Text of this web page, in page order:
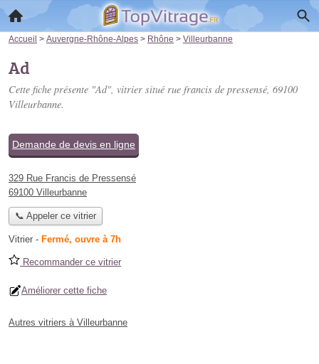
Accueil > Auvergne-Rhône-Alpes > Rhône > Villeurbanne
Ad
Cette fiche présente "Ad", vitrier situé rue francis de pressensé, 69100
Villeurbanne.
Demande de devis en ligne
329 Rue Francis de Pressensé
69100 Villeurbanne
📞 Appeler ce vitrier
Vitrier - Fermé, ouvre à 7h
Recommander ce vitrier
Améliorer cette fiche
Autres vitriers à Villeurbanne